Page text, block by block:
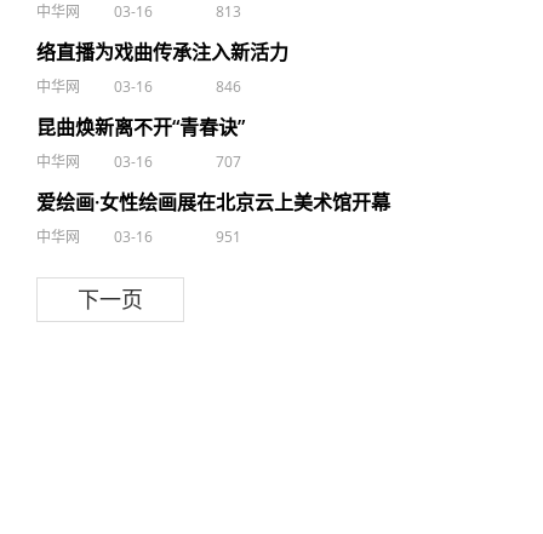
中华网 03-16 813
络直播为戏曲传承注入新活力
中华网 03-16 846
昆曲焕新离不开“青春诀”
中华网 03-16 707
爱绘画·女性绘画展在北京云上美术馆开幕
中华网 03-16 951
下一页